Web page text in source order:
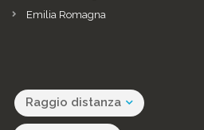
Emilia Romagna
Raggio distanza